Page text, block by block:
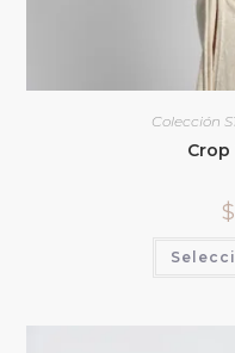
Colección
Crop
$